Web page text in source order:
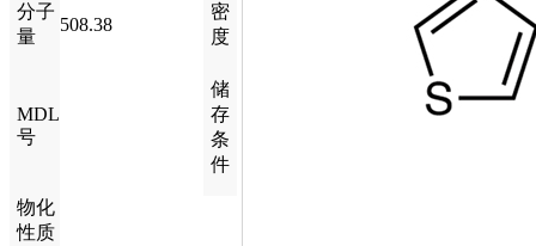
分子
量
508.38
密
度
MDL
号
储
存
条
件
物化
性质